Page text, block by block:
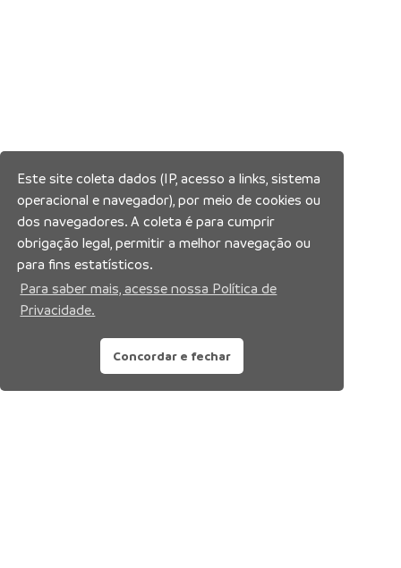
Este site coleta dados (IP, acesso a links, sistema
operacional e navegador), por meio de cookies ou
dos navegadores. A coleta é para cumprir
obrigação legal, permitir a melhor navegação ou
para fins estatísticos.
Para saber mais, acesse nossa Política de
Privacidade.
Concordar e fechar